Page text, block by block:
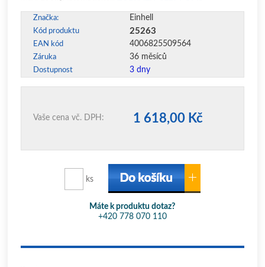
Značka: Einhell
Kód produktu 25263
EAN kód 4006825509564
Záruka 36 měsíců
Dostupnost 3 dny
Vaše cena vč. DPH: 1 618,00 Kč
ks
Máte k produktu dotaz?
+420 778 070 110